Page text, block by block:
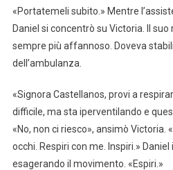
«Portatemeli subito.» Mentre
Daniel si concentrò su Victoria. Il
sempre più affannoso. Doveva
dell’ambulanza.
«Signora Castellanos, provi a
difficile, ma sta iperventilando e
«No, non ci riesco», ansimò Victoria.
occhi. Respiri con me. Inspiri.»
esagerando il movimento. «Espiri.»